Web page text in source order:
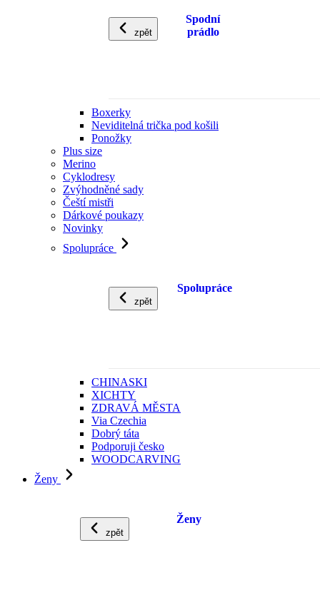
zpět
Spodní
prádlo
Boxerky
Neviditelná trička pod košili
Ponožky
Plus size
Merino
Cyklodresy
Zvýhodněné sady
Čeští mistři
Dárkové poukazy
Novinky
Spolupráce
zpět
Spolupráce
CHINASKI
XICHTY
ZDRAVÁ MĚSTA
Via Czechia
Dobrý táta
Podporuji česko
WOODCARVING
Ženy
zpět
Ženy